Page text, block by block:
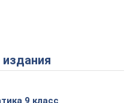
Video
издания
9 класс